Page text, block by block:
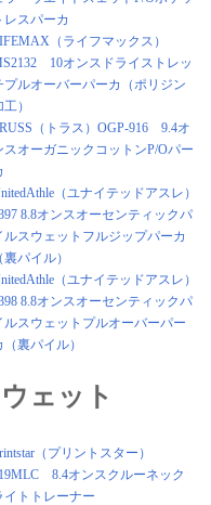
レスパーカ
（ライフマックス）
10オンスドライストレッ
プルオーバーパーカ（ポリジン
）
（トラス）OGP-916 9.4オ
スオーガニックコットンP/Oパー
（ユナイテッドアスレ）
8.8オンスオーセンティックパ
ルスウェットフルジップパーカ
（裏パイル）
（ユナイテッドアスレ）
8.8オンスオーセンティックパ
ルスウェットプルオーバーパー
（裏パイル）
ェット
（プリントスター）
8.4オンスクルーネック
イトトレーナー